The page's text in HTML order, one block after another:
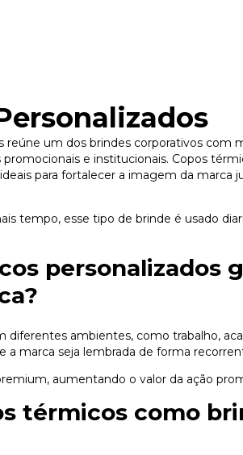
reúne um dos brindes corporativos com
e institucionais. Copos
para fortalecer a imagem da marca
tempo, esse tipo de brinde é usado
personalizados
diferentes ambientes, como trabalho,
a marca seja lembrada de forma
aumentando o valor da ação
térmicos como